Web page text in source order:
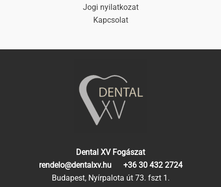
Jogi nyilatkozat
Kapcsolat
Dental XV Fogászat
rendelo@dentalxv.hu +36 30 432 2724
Budapest, Nyírpalota út 73. fszt 1.